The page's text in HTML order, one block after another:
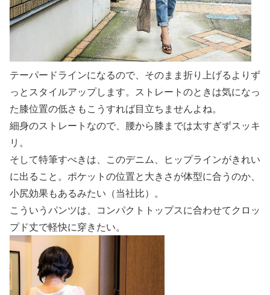
テーパードラインになるので、そのまま折り上げるよりず
っとスタイルアップします。ストレートのときは気になっ
た膝位置の低さもこうすれば目立ちませんよね。
細身のストレートなので、腰から膝までは太すぎずスッキ
リ。
そして特筆すべきは、このデニム、ヒップラインがきれい
に出ること。ポケットの位置と大きさが体型に合うのか、
小尻効果もあるみたい（当社比）。
こういうパンツは、コンパクトトップスに合わせてクロッ
プド丈で軽快に穿きたい。